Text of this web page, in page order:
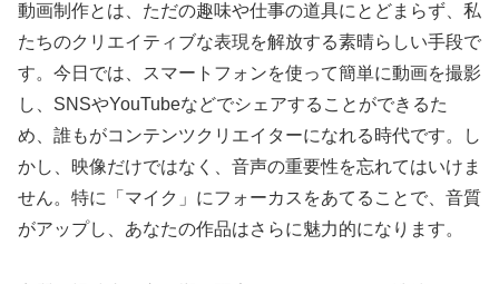
動画制作とは、ただの趣味や仕事の道具にとどまらず、私
たちのクリエイティブな表現を解放する素晴らしい手段で
す。今日では、スマートフォンを使って簡単に動画を撮影
し、SNSやYouTubeなどでシェアすることができるた
め、誰もがコンテンツクリエイターになれる時代です。し
かし、映像だけではなく、音声の重要性を忘れてはいけま
せん。特に「マイク」にフォーカスをあてることで、音質
がアップし、あなたの作品はさらに魅力的になります。